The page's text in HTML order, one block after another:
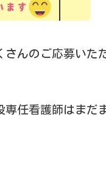
んのご応募いた
任看護師はまだ